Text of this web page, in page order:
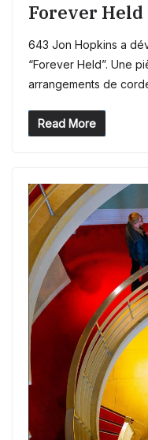
Forever Held
643 Jon Hopkins a
“Forever Held”. Une
arrangements de
Read More